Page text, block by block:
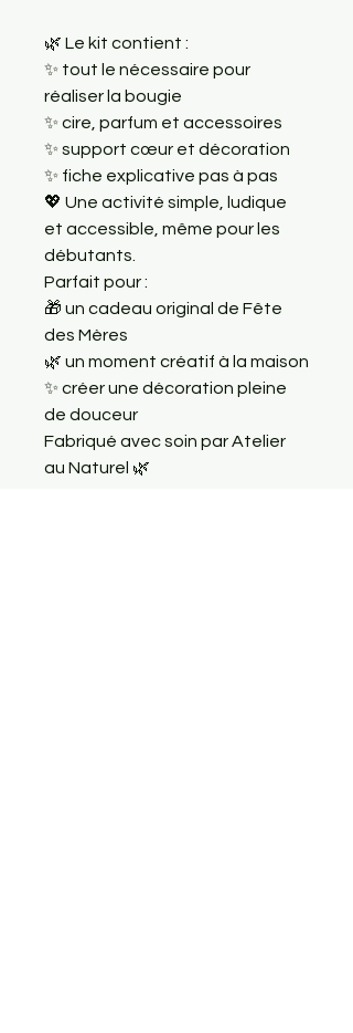
🌿 Le kit contient :
✨ tout le nécessaire pour
réaliser la bougie
✨ cire, parfum et accessoires
✨ support cœur et décoration
✨ fiche explicative pas à pas
💖 Une activité simple, ludique
et accessible, même pour les
débutants.
Parfait pour :
🎁 un cadeau original de Fête
des Mères
🌿 un moment créatif à la maison
✨ créer une décoration pleine
de douceur
Fabriqué avec soin par Atelier
au Naturel 🌿